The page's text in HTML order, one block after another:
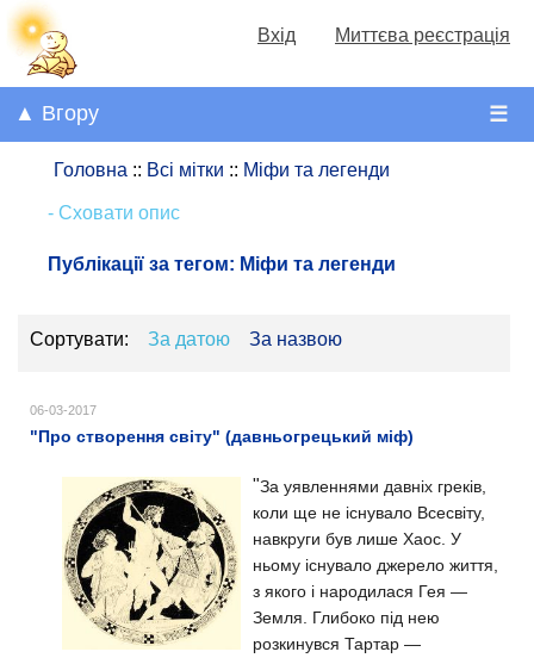
Вхід Миттєва реєстрація
☰
▲ Вгору
Головна :: Всі мітки :: Міфи та легенди
- Сховати опис
Публікації за тегом: Міфи та легенди
Сортувати: За датою За назвою
06-03-2017
"Про створення світу" (давньогрецький міф)
"За уявленнями давніх греків,
коли ще не існувало Всесвіту,
навкруги був лише Хаос. У
ньому існувало джерело життя,
з якого і народилася Гея —
Земля. Глибоко під нею
розкинувся Тартар —